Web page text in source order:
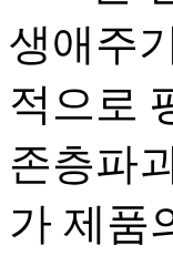
생애주
적으로
존층파
가 제품